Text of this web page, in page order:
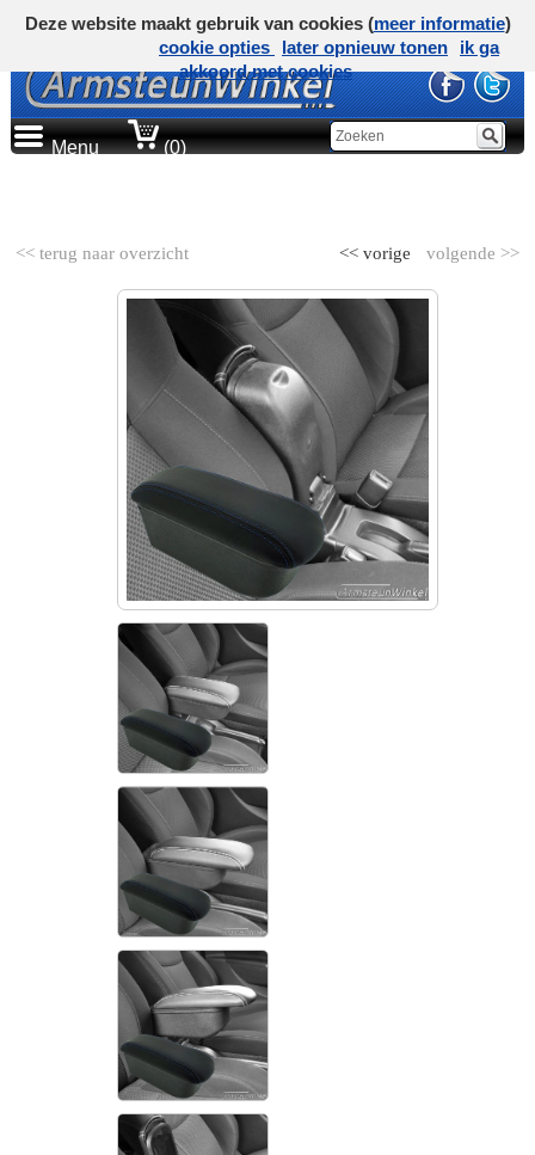
Menu (0)
<< terug naar overzicht volgende >>
<< vorige
Deze website maakt gebruik van cookies (meer informatie)
cookie opties
later opnieuw tonen
ik ga
akkoord met cookies